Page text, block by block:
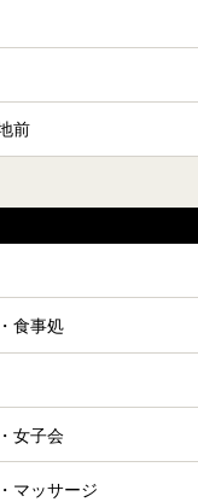
前
食事処
女子会
マッサージ